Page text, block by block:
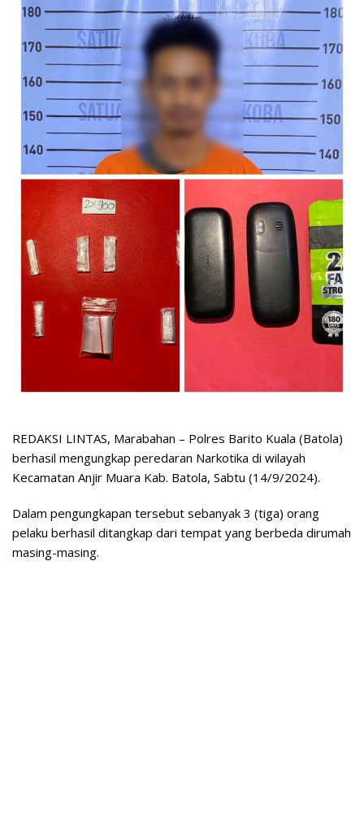
REDAKSI LINTAS, Marabahan – Polres Barito Kuala (Batola)
berhasil mengungkap peredaran Narkotika di wilayah
Kecamatan Anjir Muara Kab. Batola, Sabtu (14/9/2024).
Dalam pengungkapan tersebut sebanyak 3 (tiga) orang
pelaku berhasil ditangkap dari tempat yang berbeda dirumah
masing-masing.